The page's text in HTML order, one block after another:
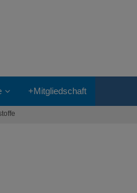
+Mitgliedschaft